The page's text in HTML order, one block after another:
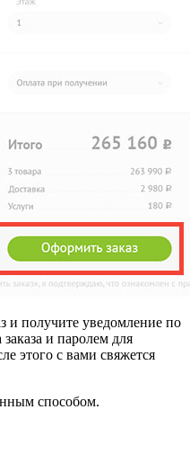
и получите уведомление по
и паролем для
этого с вами свяжется
способом.